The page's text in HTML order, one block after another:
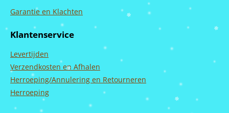
c
o
k
s
g
a
m
u
u
b
n
Garantie en Klachten
Klantenservice
Levertijden
Verzendkosten en Afhalen
Herroeping/Annulering en Retourneren
Herroeping